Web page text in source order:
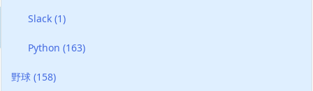
Slack(1)
Python(163)
野球 (158)